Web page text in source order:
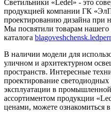
Светильники «Ledel» - это
продукцией компании ГК
проектированию дизайна при
Мы посвятили товарам нашего
каталога
В наличии модели для
уличном и архитектурном
пространств. Интересные
проектирование
эксплуатации в
ассортиментом продукции
ценами, можете ознакомиться